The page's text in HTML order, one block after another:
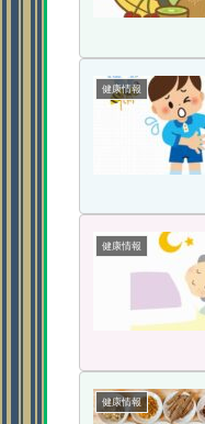
健康情報
健康情報
健康情報